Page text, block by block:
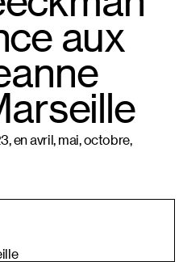
aux
en avril, mai, octobre,